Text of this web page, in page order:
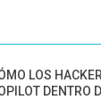
LOS
DENTRO